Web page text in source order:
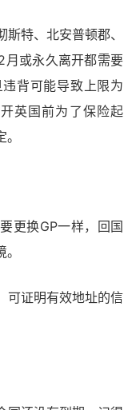
特、北安普顿郡、
月或永久离开都需要
背可能导致上限为
英国前为了保险起
更换GP一样，回国
可证明有效地址的信